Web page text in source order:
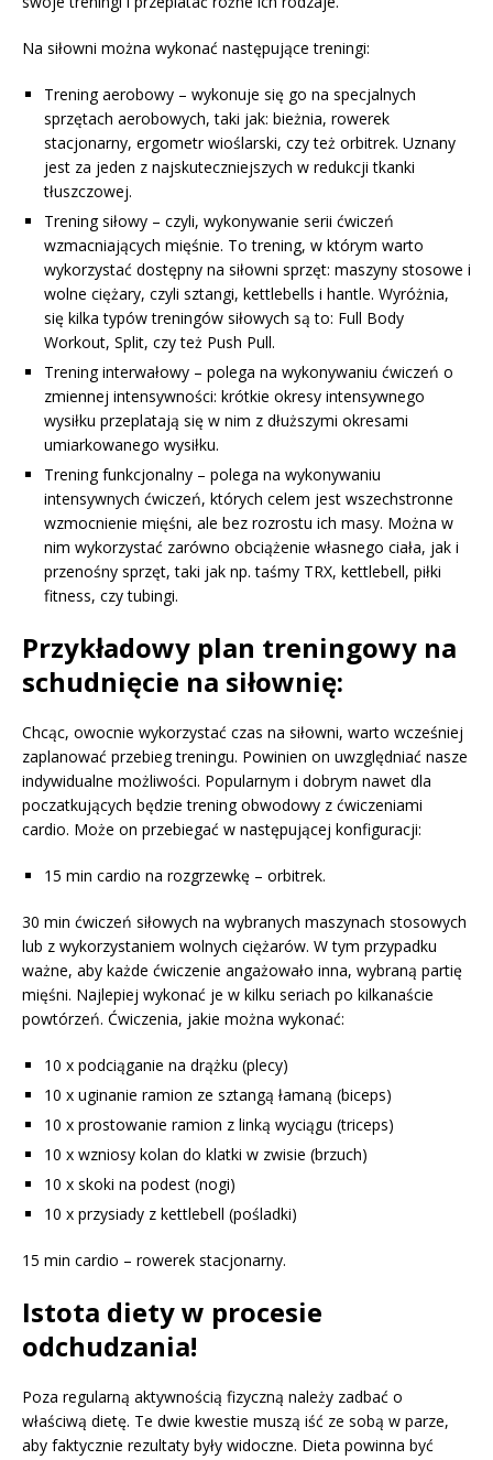
Na siłowni można wykonać następujące treningi:
Trening aerobowy – wykonuje się go na specjalnych
sprzętach aerobowych, taki jak: bieżnia, rowerek
stacjonarny, ergometr wioślarski, czy też orbitrek. Uznany
jest za jeden z najskuteczniejszych w redukcji tkanki
tłuszczowej.
Trening siłowy – czyli, wykonywanie serii ćwiczeń
wzmacniających mięśnie. To trening, w którym warto
wykorzystać dostępny na siłowni sprzęt: maszyny stosowe i
wolne ciężary, czyli sztangi, kettlebells i hantle. Wyróżnia,
się kilka typów treningów siłowych są to: Full Body
Workout, Split, czy też Push Pull.
Trening interwałowy – polega na wykonywaniu ćwiczeń o
zmiennej intensywności: krótkie okresy intensywnego
wysiłku przeplatają się w nim z dłuższymi okresami
umiarkowanego wysiłku.
Trening funkcjonalny – polega na wykonywaniu
intensywnych ćwiczeń, których celem jest wszechstronne
wzmocnienie mięśni, ale bez rozrostu ich masy. Można w
nim wykorzystać zarówno obciążenie własnego ciała, jak i
przenośny sprzęt, taki jak np. taśmy TRX, kettlebell, piłki
fitness, czy tubingi.
Przykładowy plan treningowy na
schudnięcie na siłownię:
Chcąc, owocnie wykorzystać czas na siłowni, warto wcześniej
zaplanować przebieg treningu. Powinien on uwzględniać nasze
indywidualne możliwości. Popularnym i dobrym nawet dla
poczatkujących będzie trening obwodowy z ćwiczeniami
cardio. Może on przebiegać w następującej konfiguracji:
15 min cardio na rozgrzewkę – orbitrek.
30 min ćwiczeń siłowych na wybranych maszynach stosowych
lub z wykorzystaniem wolnych ciężarów. W tym przypadku
ważne, aby każde ćwiczenie angażowało inna, wybraną partię
mięśni. Najlepiej wykonać je w kilku seriach po kilkanaście
powtórzeń. Ćwiczenia, jakie można wykonać:
10 x podciąganie na drążku (plecy)
10 x uginanie ramion ze sztangą łamaną (biceps)
10 x prostowanie ramion z linką wyciągu (triceps)
10 x wzniosy kolan do klatki w zwisie (brzuch)
10 x skoki na podest (nogi)
10 x przysiady z kettlebell (pośladki)
15 min cardio – rowerek stacjonarny.
Istota diety w procesie
odchudzania!
Poza regularną aktywnością fizyczną należy zadbać o
właściwą dietę. Te dwie kwestie muszą iść ze sobą w parze,
aby faktycznie rezultaty były widoczne. Dieta powinna być